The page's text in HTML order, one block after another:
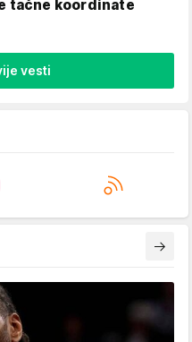
tačne koordinate
vesti